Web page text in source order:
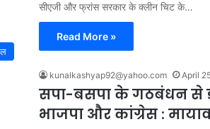
सीएजी और फ्रांस सरकार के क्लीन चिट के…
Read More »
kunalkashyap92@yahoo.com April
सपा-बसपा के गठबंधन से
भाजपा और कांग्रेस :